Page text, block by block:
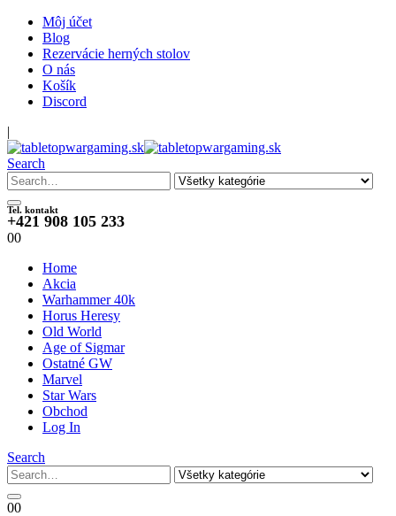
Môj účet
Blog
Rezervácie herných stolov
O nás
Košík
Discord
|
Search
Tel. kontakt
+421 908 105 233
00
Home
Akcia
Warhammer 40k
Horus Heresy
Old World
Age of Sigmar
Ostatné GW
Marvel
Star Wars
Obchod
Log In
Search
00